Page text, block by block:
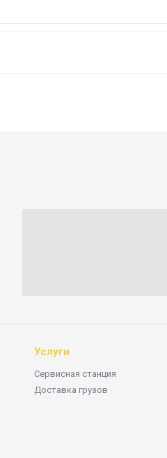
Услуги
Сервисная станция
Доставка грузов